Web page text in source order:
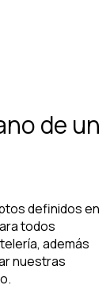
de un
definidos en
todos
además
nuestras